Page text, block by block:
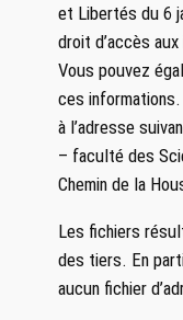
et Libertés du 6
droit d’accès
Vous pouvez
ces
à l’adresse
– faculté des
Chemin de la
Les fichiers
des tiers. En
aucun fichier